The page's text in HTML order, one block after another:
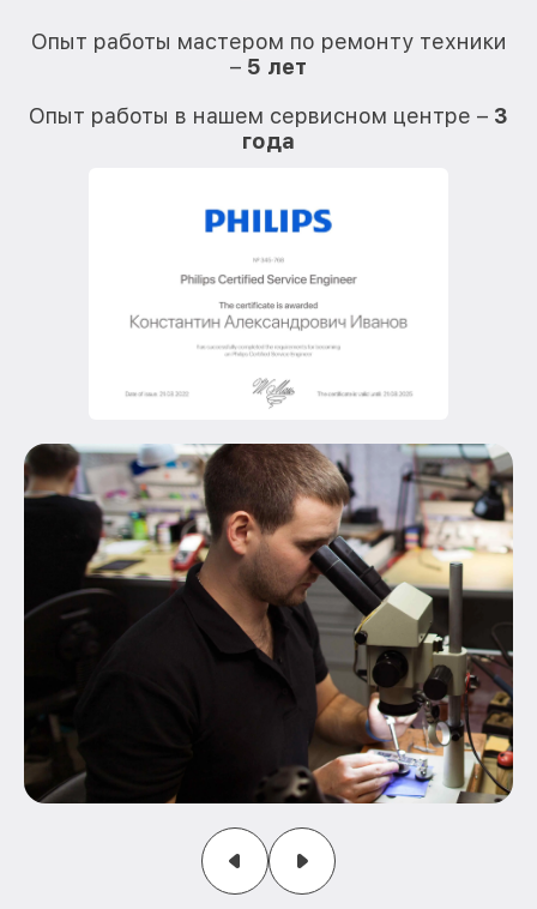
Опыт работы мастером по ремонту техники
– 5 лет
Опыт работы в нашем сервисном центре – 3
года